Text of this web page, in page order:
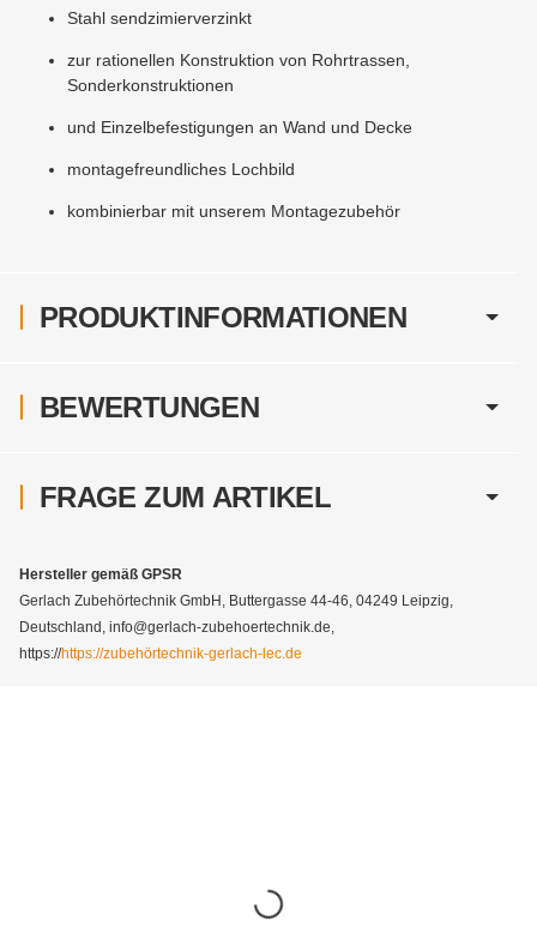
PRODUKTINFORMATIONEN
Stahl sendzimierverzinkt
zur rationellen Konstruktion von Rohrtrassen,
Sonderkonstruktionen
und Einzelbefestigungen an Wand und Decke
montagefreundliches Lochbild
kombinierbar mit unserem Montagezubehör
BEWERTUNGEN
FRAGE ZUM ARTIKEL
Hersteller gemäß GPSR
Gerlach Zubehörtechnik GmbH, Buttergasse 44-46, 04249 Leipzig,
Deutschland, info@gerlach-zubehoertechnik.de,
https://https://zubehörtechnik-gerlach-lec.de